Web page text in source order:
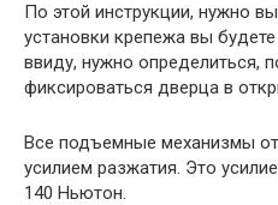
По этой инструкции, нужно
установки крепежа вы
ввиду, нужно определиться,
фиксироваться дверца в
Все подъемные механизмы
усилием разжатия. Это
140 Ньютон.